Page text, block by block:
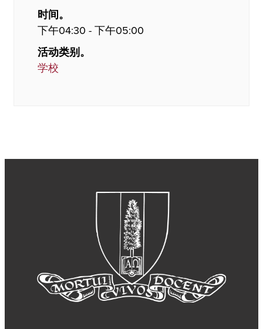
时间。
下午04:30 - 下午05:00
活动类别。
学校